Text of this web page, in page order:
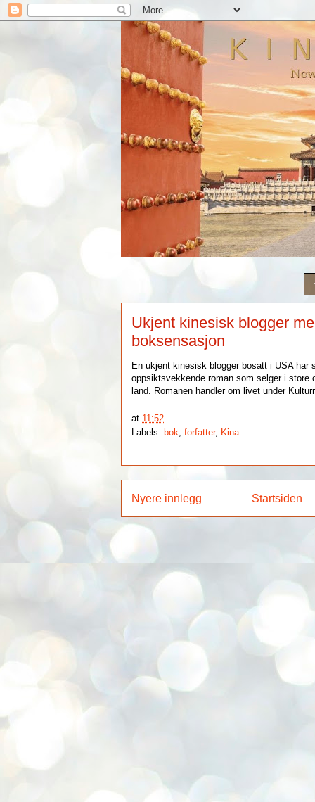
Ukjent kinesisk blogger
boksensasjon
En ukjent kinesisk blogger bosatt i USA har
oppsiktsvekkende roman som selger i store
land. Romanen handler om livet under
at 11:52
Labels:bok ,forfatter, Kina
Nyere innlegg Startsiden